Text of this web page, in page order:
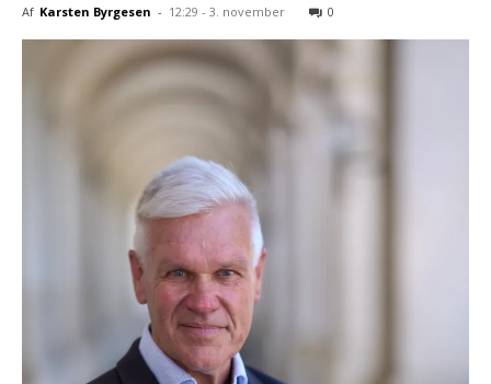
Af Karsten Byrgesen - 12:29 - 3. november 0